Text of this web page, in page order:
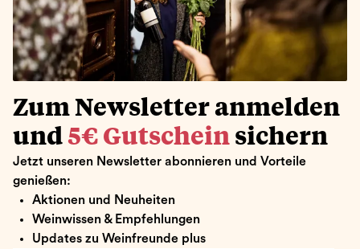
Zum Newsletter anmelden
und 5€ Gutschein sichern
Jetzt unseren Newsletter abonnieren und Vorteile
genießen:
Aktionen und Neuheiten
Weinwissen & Empfehlungen
Updates zu Weinfreunde plus